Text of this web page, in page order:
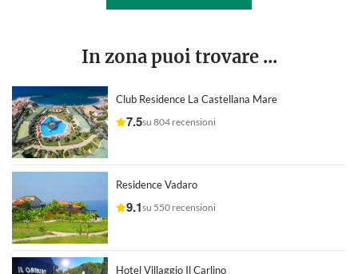
In zona puoi trovare ...
Club Residence La Castellana Mare
7.5su 804 recensioni
Residence Vadaro
9.1su 550 recensioni
Hotel Villaggio Il Carlino